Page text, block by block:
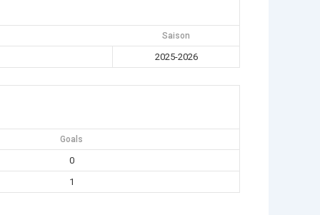
Saison
2025-2026
Goals
0
1